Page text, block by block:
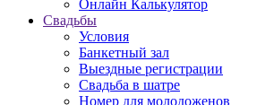
Онлайн Калькулятор
Свадьбы
Условия
Банкетный зал
Выездные регистрации
Свадьба в шатре
Номер для молодоженов